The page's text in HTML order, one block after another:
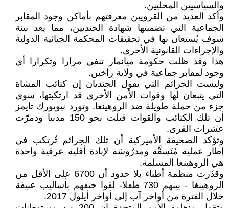
والسياسيين المحليين.
وأكد العديد من القرويين معرفتهم بأماكن وجود المقابر
الجماعية التي تضمنتها شهادة الجنديين، مما يعد بينة
سوف يُستعان بها في تحقيقات المحكمة الجنائية الدولية
والإجراءات القانونية الأخرى.
هذا وقد ظلت حكومة ميانمار تنفي مرارا وتكرارا أي
وجود لمقابر جماعية في ولاية راخين.
وليست الجرائم التي يقول الجنديان إن كتائب المشاة
التي يتبعان لها وقوات الأمن الأخرى قد ارتكبتها، سوى
جزء من حملة طويلة ضد الروهينغا. وتورد نيويورك تايمز
أن تلك الكتائب والقوات قتلت نحو 150 مدنيا ودمرّت
عشرات القرى.
وتؤكد الصحيفة الأميركية أن تلك الجرائم تُرتكب في
إطار عملية مُنَسقَّة ومدرُوسَة لإبادة أقلية عرقية واحدة
هي الروهينغا المسلمة.
وقدّرت منظمة أطباء بلا حدود أن 6700 على الأقل من
الروهينغا - بينهم 730 طفلا- لقوا حتفهم بأساليب عنيفة
خلال الفترة من أواخر آب إلى أواخر أيلول 2017.